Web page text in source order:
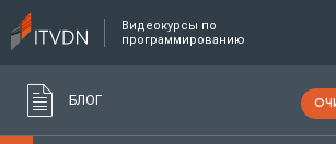
Видеокурсы по
программированию
БЛОГ